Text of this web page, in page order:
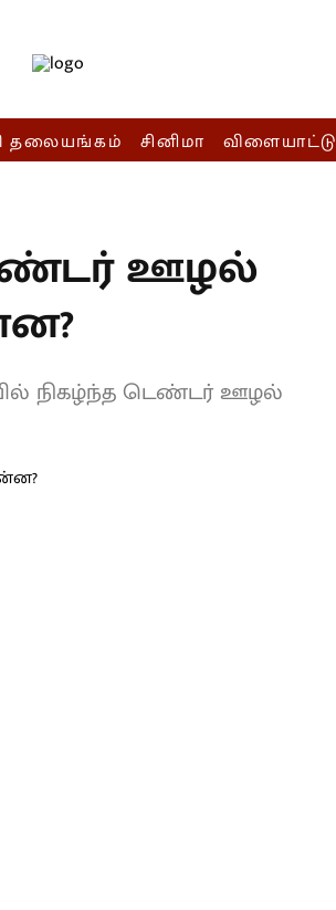
தலையங்கம் சினிமா விளையாட்டு
ஊழல்
நிகழ்ந்த டெண்டர் ஊழல்